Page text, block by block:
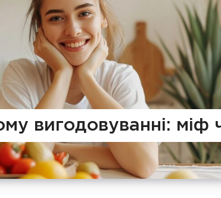
вигодовуванні: міф